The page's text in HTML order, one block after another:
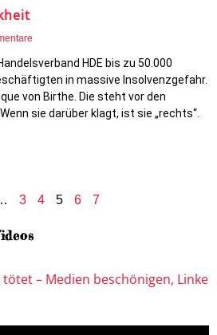
HDE bis zu 50.000
in massive Insolvenzgefahr.
von Birthe. Die steht vor den
sie darüber klagt, ist sie „rechts“.
3 4 5 6 7
tötet – Medien beschönigen, Linke